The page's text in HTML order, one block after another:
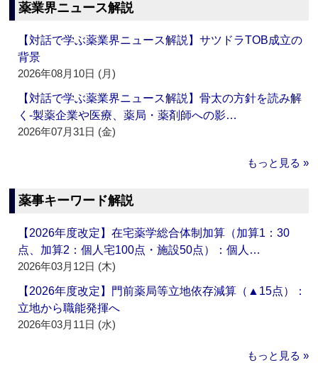
薬業界ニュース解説
【対話で学ぶ薬業界ニュース解説】サツドラTOB成立の
背景
2026年08月10日 (月)
【対話で学ぶ薬業界ニュース解説】骨太の方針を読み解
く‐製薬企業や医療、薬局・薬剤師への影…
2026年07月31日 (金)
もっと見る »
薬事キーワード解説
【2026年度改定】在宅薬学総合体制加算（加算1：30
点、加算2：個人宅100点・施設50点）：個人…
2026年03月12日 (木)
【2026年度改定】門前薬局等立地依存減算（▲15点）：
立地から職能発揮へ
2026年03月11日 (水)
もっと見る »